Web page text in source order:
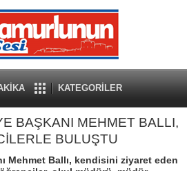
KATEGORİLER
BAŞKANI MEHMET BALLI,
BULUŞTU
Mehmet Ballı, kendisini ziyaret eden